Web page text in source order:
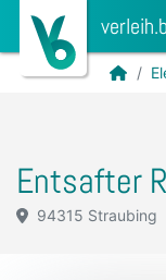
Entsafter
94315 Straubing